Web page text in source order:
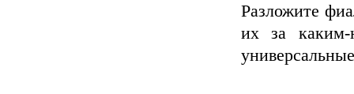
Разложите
их за каким-